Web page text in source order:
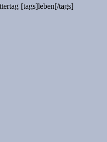
[tags]leben[/tags]